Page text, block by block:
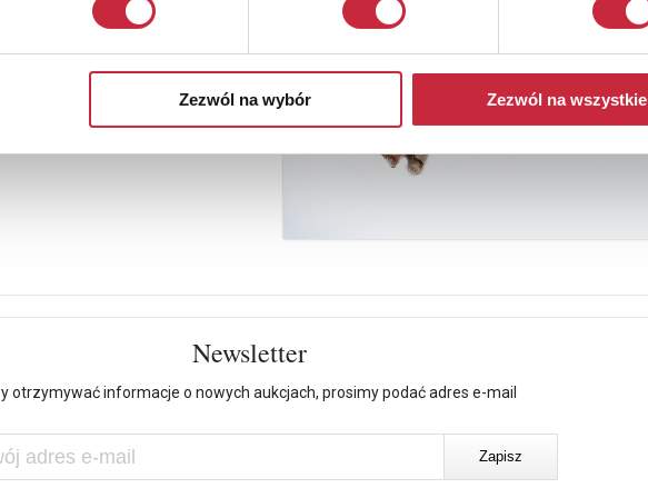
Zezwól na wybór Zezwól na wszystkie
Newsletter
otrzymywać informacje o nowych aukcjach, prosimy podać adres e-mail